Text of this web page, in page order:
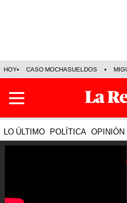
HOY CASO MOCHASUELDOS
LO ÚLTIMO POLÍTICA OPINIÓN